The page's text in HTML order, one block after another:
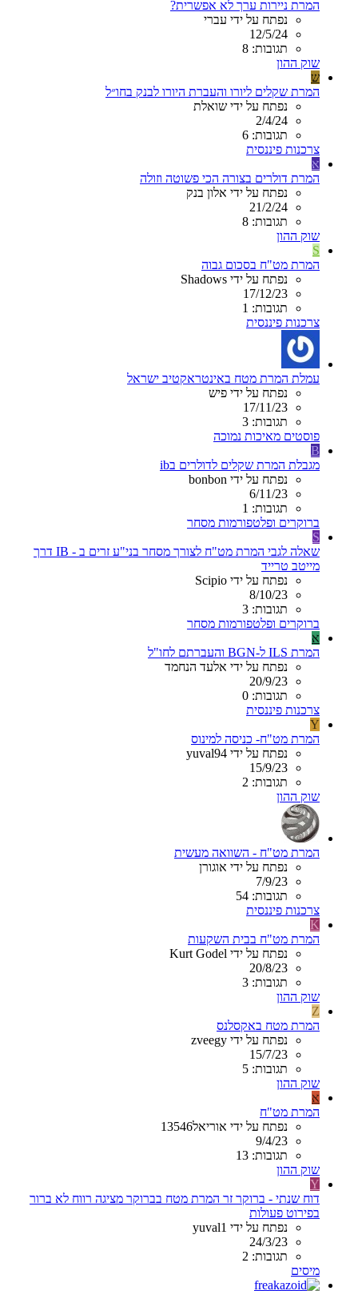
המרת ניירות ערך לא אפשרית?
נפתח על ידי עברי
12/5/24
תגובות: 8
שוק ההון
ש
המרת שקלים ליורו והעברת היורו לבנק בחו״ל
נפתח על ידי שואלת
2/4/24
תגובות: 6
צרכנות פיננסית
א
המרת דולרים בצורה הכי פשוטה וזולה
נפתח על ידי אלון בנק
21/2/24
תגובות: 8
שוק ההון
S
המרת מט"ח בסכום גבוה
נפתח על ידי Shadows
17/12/23
תגובות: 1
צרכנות פיננסית
עמלת המרת מטח באינטראקטיב ישראל
נפתח על ידי פיש
17/11/23
תגובות: 3
פוסטים מאיכות נמוכה
B
מגבלת המרת שקלים לדולרים בib
נפתח על ידי bonbon
6/11/23
תגובות: 1
ברוקרים ופלטפורמות מסחר
S
שאלה לגבי המרת מט"ח לצורך מסחר בני"ע זרים ב - IB דרך
מייטב טרייד
נפתח על ידי Scipio
8/10/23
תגובות: 3
ברוקרים ופלטפורמות מסחר
א
המרת ILS ל-BGN והעברתם לחו"ל
נפתח על ידי אלעד הנחמד
20/9/23
תגובות: 0
צרכנות פיננסית
Y
המרת מט"ח- כניסה למינוס
נפתח על ידי yuval94
15/9/23
תגובות: 2
שוק ההון
המרת מט"ח - השוואה מעשית
נפתח על ידי אוגורן
7/9/23
תגובות: 54
צרכנות פיננסית
K
המרת מט"ח בבית השקעות
נפתח על ידי Kurt Godel
20/8/23
תגובות: 3
שוק ההון
Z
המרת מטח באקסלנס
נפתח על ידי zveegy
15/7/23
תגובות: 5
שוק ההון
א
המרת מט"ח
נפתח על ידי אוריאל13546
9/4/23
תגובות: 13
שוק ההון
Y
דוח שנתי - ברוקר זר המרת מטח בברוקר מציגה רווח לא ברור
בפירוט פעולות
נפתח על ידי yuval1
24/3/23
תגובות: 2
מיסים